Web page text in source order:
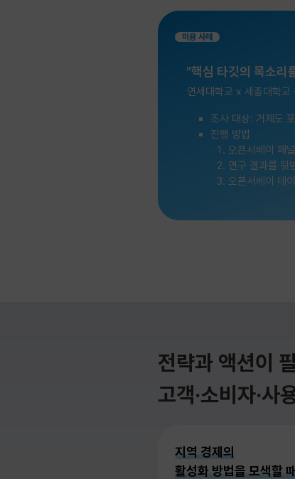
이용 사례
"핵심 타깃의 목소리
연세대학교 x 세종대학교
조사 대상: 거제도
진행 방법
오픈서베이 패
연구 결과를 뒷
오픈서베이 데
전략과 액션이
고객·소비자·사
지역 경제의
활성화 방법을 모색할